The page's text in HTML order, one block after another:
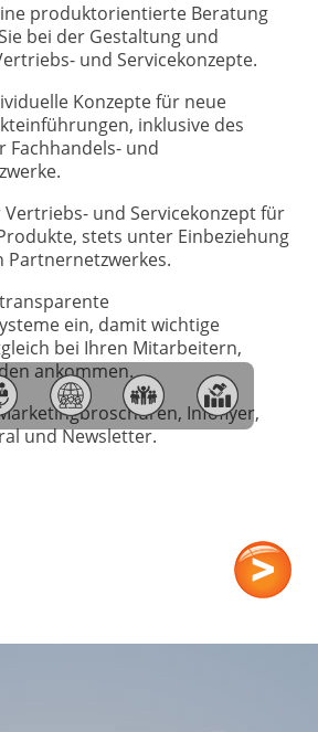
produktorientierte Beratung
bei der Gestaltung und
und Servicekonzepte.
Konzepte für neue
inklusive des
Fachhandels- und
und Servicekonzept für
stets unter Einbeziehung
Partnernetzwerkes.
ein, damit wichtige
bei Ihren Mitarbeitern,
ankommen.
Infoflyer,
und Newsletter.